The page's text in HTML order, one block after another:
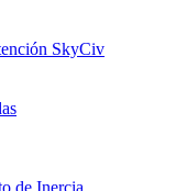
SkyCiv
de Inercia